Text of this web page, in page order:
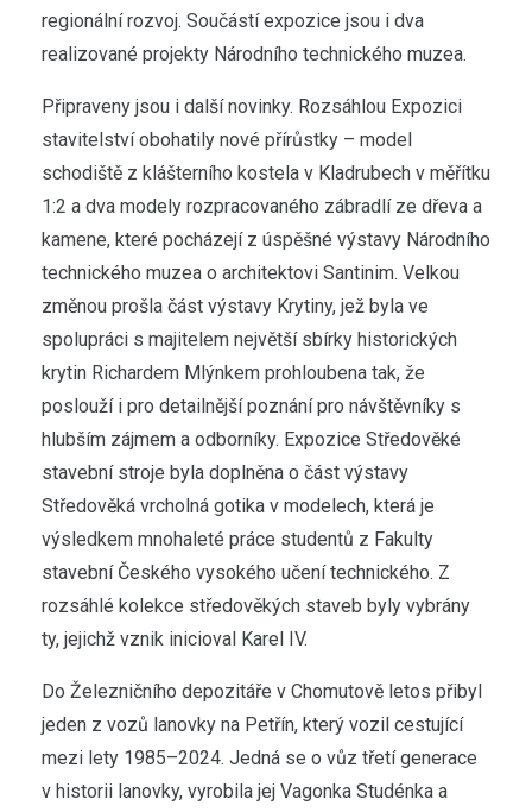
regionální rozvoj. Součástí expozice jsou i dva
realizované projekty Národního technického muzea.
Připraveny jsou i další novinky. Rozsáhlou Expozici
stavitelství obohatily nové přírůstky – model
schodiště z klášterního kostela v Kladrubech v měřítku
1:2 a dva modely rozpracovaného zábradlí ze dřeva a
kamene, které pocházejí z úspěšné výstavy Národního
technického muzea o architektovi Santinim. Velkou
změnou prošla část výstavy Krytiny, jež byla ve
spolupráci s majitelem největší sbírky historických
krytin Richardem Mlýnkem prohloubena tak, že
poslouží i pro detailnější poznání pro návštěvníky s
hlubším zájmem a odborníky. Expozice Středověké
stavební stroje byla doplněna o část výstavy
Středověká vrcholná gotika v modelech, která je
výsledkem mnohaleté práce studentů z Fakulty
stavební Českého vysokého učení technického. Z
rozsáhlé kolekce středověkých staveb byly vybrány
ty, jejichž vznik inicioval Karel IV.
Do Železničního depozitáře v Chomutově letos přibyl
jeden z vozů lanovky na Petřín, který vozil cestující
mezi lety 1985–2024. Jedná se o vůz třetí generace
v historii lanovky, vyrobila jej Vagonka Studénka a